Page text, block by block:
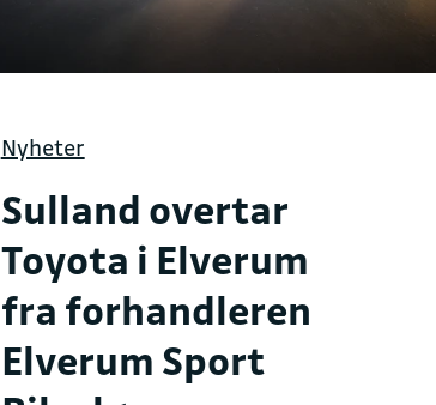
Nyheter
Sulland overtar
Toyota i Elverum
fra forhandleren
Elverum Sport